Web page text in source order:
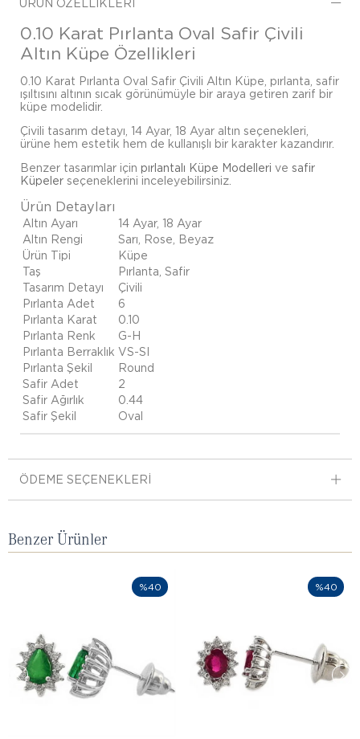
ÜRÜN ÖZELLIKLERI
0.10 Karat Pırlanta Oval Safir Çivili
Altın Küpe Özellikleri
0.10 Karat Pırlanta Oval Safir Çivili Altın Küpe, pırlanta, safir
ışıltısını altının sıcak görünümüyle bir araya getiren zarif bir
küpe modelidir.
Çivili tasarım detayı, 14 Ayar, 18 Ayar altın seçenekleri,
ürüne hem estetik hem de kullanışlı bir karakter kazandırır.
Benzer tasarımlar için pırlantalı Küpe Modelleri ve safir
Küpeler seçeneklerini inceleyebilirsiniz.
Ürün Detayları
Altın Ayarı
14 Ayar, 18 Ayar
Altın Rengi
Sarı, Rose, Beyaz
Ürün Tipi
Küpe
Taş
Pırlanta, Safir
Tasarım Detayı
Çivili
Pırlanta Adet
6
Pırlanta Karat
0.10
Pırlanta Renk
G-H
Pırlanta Berraklık VS-SI
Pırlanta Şekil
Round
Safir Adet
2
Safir Ağırlık
0.44
Safir Şekil
Oval
ÖDEME SEÇENEKLERI
Benzer Ürünler
%40 %40